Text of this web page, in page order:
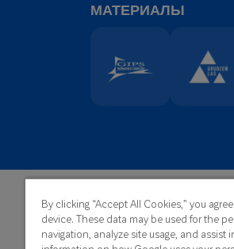
МАТЕРИАЛЫ
ATLAS Sp. z
Kilińskiego 2
91-421 Łódź
By clicking “Accept All Cookies,” you
device. These data may be used for the
navigation, analyze site usage, and assist